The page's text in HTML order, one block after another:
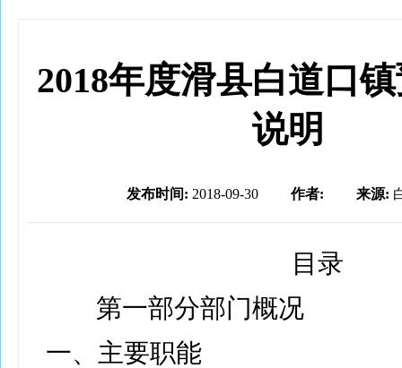
2018年度滑县白道口
说明
发布时间: 2018-09-30 作者: 来源:
目录
第一部分部门概况
一、主要职能